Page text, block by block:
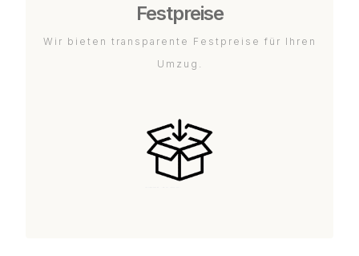
Festpreise
Wir bieten transparente Festpreise für Ihren
Umzug.